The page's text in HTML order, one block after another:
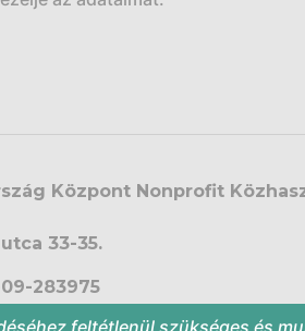
Központ Nonprofit
33-35.
283975
feltétlenül szükséges és